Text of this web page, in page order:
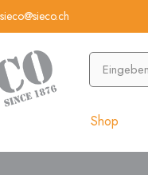
sieco@sieco.ch
Shop